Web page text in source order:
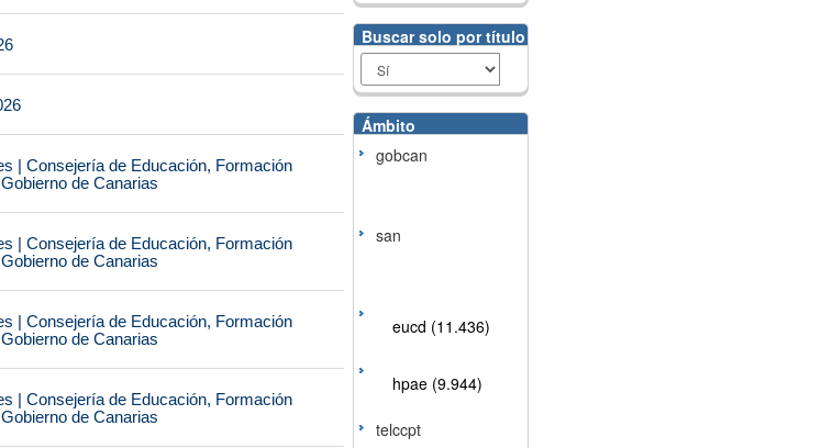
| Consejería de Educación, Formación
de Canarias
| Consejería de Educación, Formación
de Canarias
| Consejería de Educación, Formación
de Canarias
| Consejería de Educación, Formación
de Canarias
Buscar solo por título
Ámbito
gobcan
san
eucd (11.436)
hpae (9.944)
telccpt